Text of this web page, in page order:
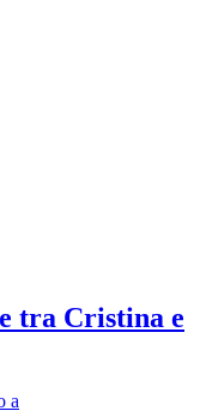
tra Cristina e
a